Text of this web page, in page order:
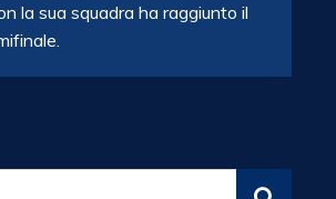
la sua squadra ha raggiunto il